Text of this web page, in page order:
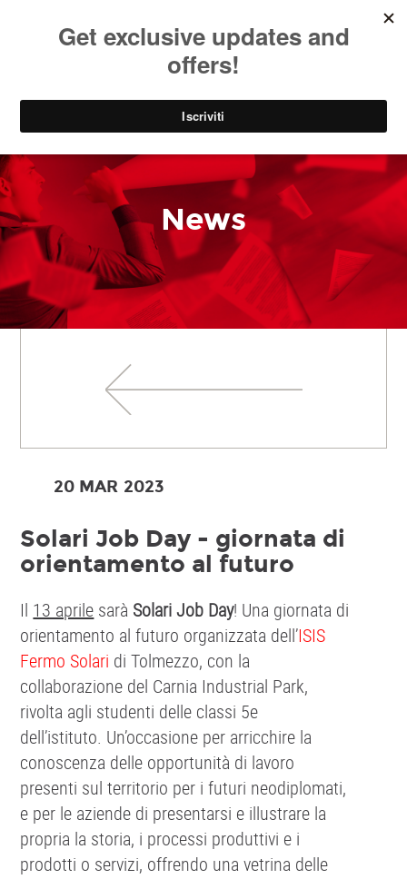
EN
News
20 MAR 2023
Solari Job Day - giornata di
orientamento al futuro
Il 13 aprile sarà Solari Job Day! Una giornata di
orientamento al futuro organizzata dell’ISIS
Fermo Solari di Tolmezzo, con la
collaborazione del Carnia Industrial Park,
rivolta agli studenti delle classi 5e
dell’istituto. Un’occasione per arricchire la
conoscenza delle opportunità di lavoro
presenti sul territorio per i futuri neodiplomati,
e per le aziende di presentarsi e illustrare la
propria la storia, i processi produttivi e i
prodotti o servizi, offrendo una vetrina delle